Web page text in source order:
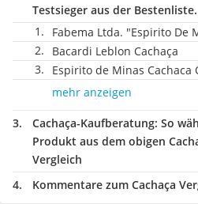
Testsieger aus der Bestenliste.
Fabema Ltda. "Espirito De
Bacardi Leblon Cachaça
Espirito de Minas Cachaca
mehr anzeigen
Cachaça-Kaufberatung: So
Produkt aus dem obigen
Vergleich
Kommentare zum Cachaça